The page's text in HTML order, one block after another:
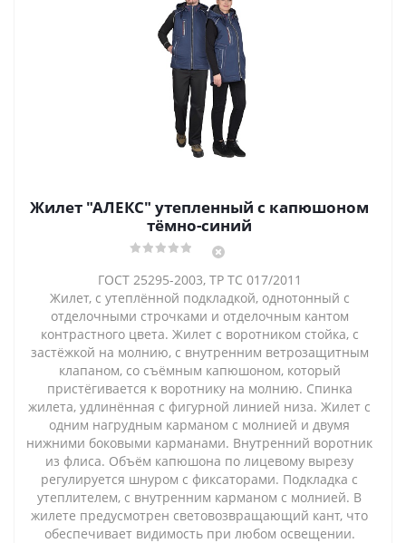
Жилет "АЛЕКС" утепленный с капюшоном
тёмно-синий
ГОСТ 25295-2003, ТР ТС 017/2011
Жилет, с утеплённой подкладкой, однотонный с
отделочными строчками и отделочным кантом
контрастного цвета. Жилет с воротником стойка, с
застёжкой на молнию, с внутренним ветрозащитным
клапаном, со съёмным капюшоном, который
пристёгивается к воротнику на молнию. Спинка
жилета, удлинённая с фигурной линией низа. Жилет с
одним нагрудным карманом с молнией и двумя
нижними боковыми карманами. Внутренний воротник
из флиса. Объём капюшона по лицевому вырезу
регулируется шнуром с фиксаторами. Подкладка с
утеплителем, с внутренним карманом с молнией. В
жилете предусмотрен световозвращающий кант, что
обеспечивает видимость при любом освещении.